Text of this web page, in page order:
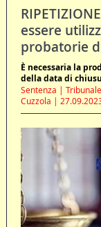
essere
probatorie
È necessaria la
della data di
Sentenza |
Cuzzola |